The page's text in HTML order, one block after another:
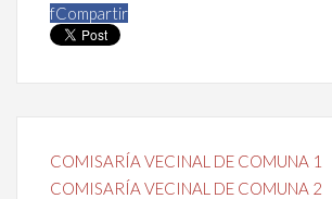
fCompartir
COMISARÍA VECINAL DE COMUNA 1
COMISARÍA VECINAL DE COMUNA 2